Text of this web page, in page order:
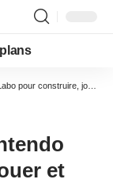
jouer et découvrir
et